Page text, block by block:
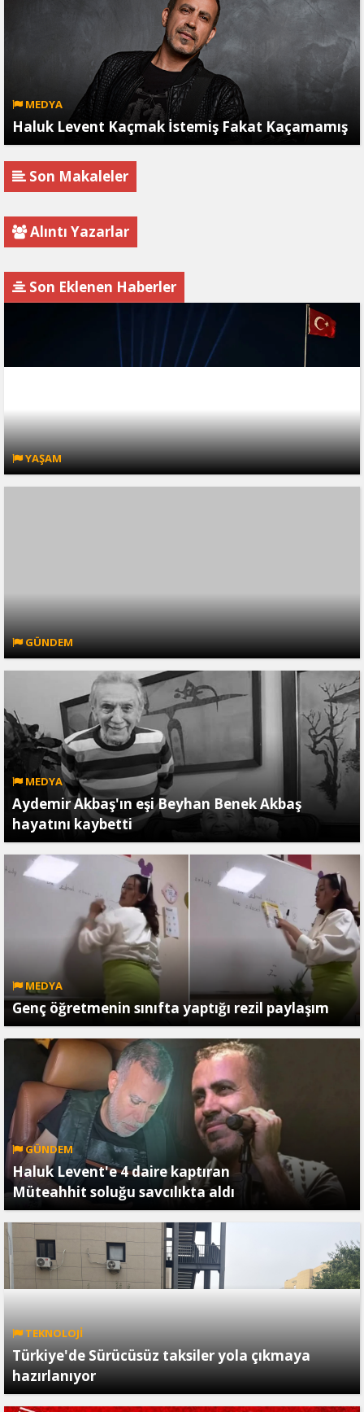
MEDYA
Haluk Levent Kaçmak İstemiş Fakat Kaçamamış
Son Makaleler
Alıntı Yazarlar
Son Eklenen Haberler
YAŞAM
GÜNDEM
MEDYA
Aydemir Akbaş'ın eşi Beyhan Benek Akbaş
hayatını kaybetti
MEDYA
Genç öğretmenin sınıfta yaptığı rezil paylaşım
GÜNDEM
Haluk Levent'e 4 daire kaptıran
Müteahhit soluğu savcılıkta aldı
TEKNOLOJİ
Türkiye'de Sürücüsüz taksiler yola çıkmaya
hazırlanıyor